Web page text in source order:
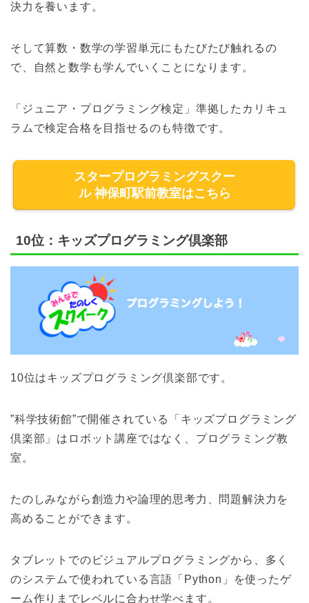
決力を養います。
そして算数・数学の学習単元にもたびたび触れるの
で、自然と数学も学んでいくことになります。
「ジュニア・プログラミング検定」準拠したカリキュ
ラムで検定合格を目指せるのも特徴です。
スタープログラミングスクー
ル 神保町駅前教室はこちら
10位：キッズプログラミング倶楽部
10位はキッズプログラミング倶楽部です。
”科学技術館”で開催されている「キッズプログラミング
倶楽部」はロボット講座ではなく、プログラミング教
室。
たのしみながら創造力や論理的思考力、問題解決力を
高めることができます。
タブレットでのビジュアルプログラミングから、多く
のシステムで使われている言語「Python」を使ったゲ
ーム作りまでレベルに合わせ学べます。